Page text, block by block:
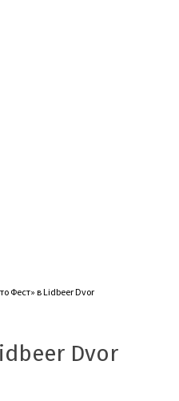
Фест» в Lidbeer Dvor
Dvor